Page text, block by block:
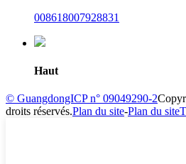
008618007928831
Haut
© GuangdongICP n° 09049290-2
droits réservés.Plan du site-Plan du